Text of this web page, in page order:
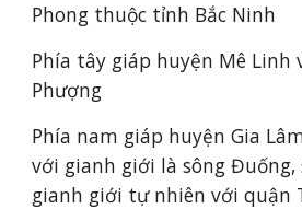
Phong thuộc tỉnh Bắc Ninh
Phía tây giáp huyện Mê Linh
Phượng
Phía nam giáp huyện Gia
với gianh giới là sông Đuống,
gianh giới tự nhiên với quận